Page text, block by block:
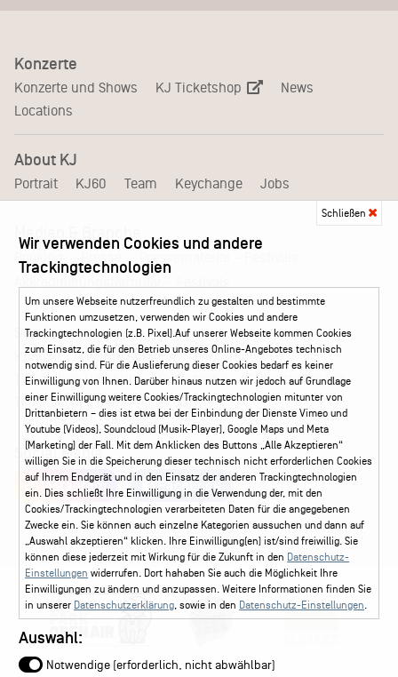
Konzerte
Konzerte und Shows KJ Ticketshop
News
Locations
About KJ
Portrait KJ60 Team Keychange Jobs
Booking Presse
Service
Kontakt Leichte Sprache
FAQ / Hilfe
Ticketshop Hamburg
Gutscheine
Callback-Service
Ticketservice 040 - 413 22 60
Social Media
Instagram Facebook
Schließen
Wir verwenden Cookies und andere
Trackingtechnologien
Um unsere Webseite nutzerfreundlich zu gestalten und bestimmte
Funktionen umzusetzen, verwenden wir Cookies und andere
Trackingtechnologien (z.B. Pixel).Auf unserer Webseite kommen Cookies
zum Einsatz, die für den Betrieb unseres Online-Angebotes technisch
notwendig sind. Für die Auslieferung dieser Cookies bedarf es keiner
Einwilligung von Ihnen. Darüber hinaus nutzen wir jedoch auf Grundlage
einer Einwilligung weitere Cookies/Trackingtechnologien mitunter von
Drittanbietern – dies ist etwa bei der Einbindung der Dienste Vimeo und
Youtube (Videos), Soundcloud (Musik-Player), Google Maps und Meta
(Marketing) der Fall. Mit dem Anklicken des Buttons „Alle Akzeptieren“
willigen Sie in die Speicherung dieser technisch nicht erforderlichen Cookies
auf Ihrem Endgerät und in den Einsatz der anderen Trackingtechnologien
ein. Dies schließt Ihre Einwilligung in die Verwendung der, mit den
Cookies/Trackingtechnologien verarbeiteten Daten für die angegebenen
Zwecke ein. Sie können auch einzelne Kategorien aussuchen und dann auf
„Auswahl akzeptieren“ klicken. Ihre Einwilligung(en) ist/sind freiwillig. Sie
können diese jederzeit mit Wirkung für die Zukunft in den Datenschutz-
Einstellungen widerrufen. Dort hahaben Sie auch die Möglichkeit Ihre
Einwilligungen zu ändern und anzupassen. Weitere Informationen finden Sie
in unserer Datenschutzerklärung, sowie in den Datenschutz-Einstellungen.
Auswahl:
Notwendige (erforderlich, nicht abwählbar)